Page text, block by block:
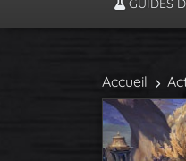
GUIDES
Accueil